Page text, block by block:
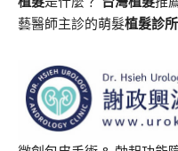
藝醫師主診的萌髮植髮診所